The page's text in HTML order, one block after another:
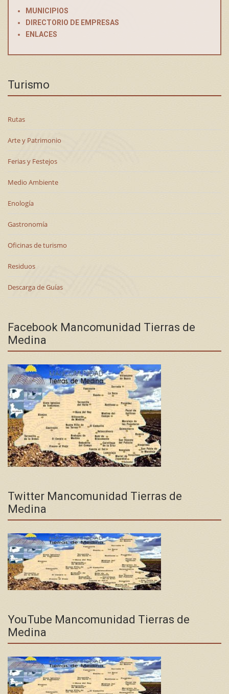
MUNICIPIOS
DIRECTORIO DE EMPRESAS
ENLACES
Turismo
Rutas
Arte y Patrimonio
Ferias y Festejos
Medio Ambiente
Enología
Gastronomía
Oficinas de turismo
Residuos
Descarga de Guías
Facebook Mancomunidad Tierras de
Medina
Twitter Mancomunidad Tierras de
Medina
YouTube Mancomunidad Tierras de
Medina